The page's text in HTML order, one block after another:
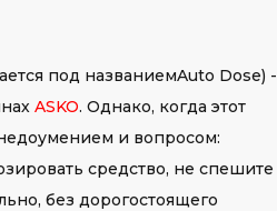
под названиемAuto Dose) -
ASKO. Однако, когда этот
и вопросом:
средство, не спешите
без дорогостоящего